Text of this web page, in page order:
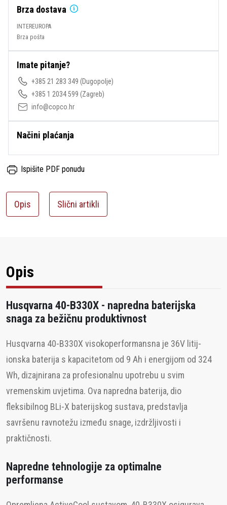
Brza dostava
INTEREUROPA
Brza pošta
Imate pitanje?
+385 21 283 349 (Dugopolje)
+385 1 2034 599 (Zagreb)
info@copco.hr
Načini plaćanja
Ispišite PDF ponudu
Opis Slični artikli
Opis
Husqvarna 40-B330X - napredna baterijska
snaga za bežičnu produktivnost
Husqvarna 40-B330X visokoperformansna je 36V litij-
ionska baterija s kapacitetom od 9 Ah i energijom od 324
Wh, dizajnirana za profesionalnu upotrebu u svim
vremenskim uvjetima. Ova napredna baterija, dio
fleksibilnog BLi-X baterijskog sustava, predstavlja
savršenu ravnotežu između snage, izdržljivosti i
praktičnosti.
Napredne tehnologije za optimalne
performanse